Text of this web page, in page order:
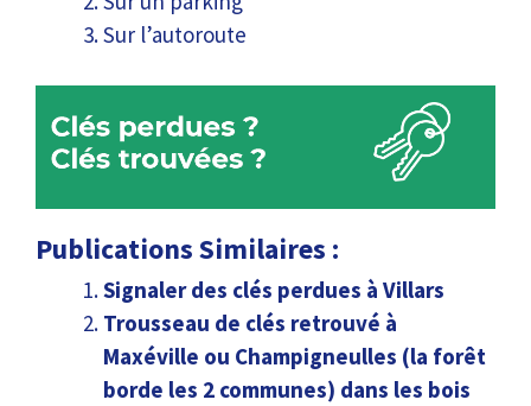
Sur l’autoroute
Publications Similaires :
Signaler des clés perdues à Villars
Trousseau de clés retrouvé à
Maxéville ou Champigneulles (la forêt
borde les 2 communes) dans les bois